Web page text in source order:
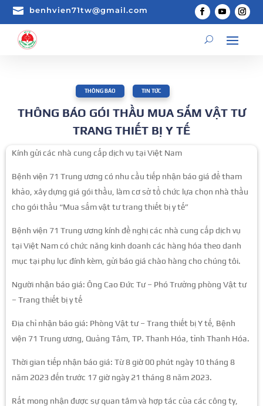
 benhvien71tw@gmail.com
THÔNG BÁO TIN TỨC
THÔNG BÁO GÓI THẦU MUA SẮM VẬT TƯ
TRANG THIẾT BỊ Y TẾ
Kính gửi các nhà cung cấp dịch vụ tại Việt Nam
Bệnh viện 71 Trung ương có nhu cầu tiếp nhận báo giá để tham
khảo, xây dựng giá gói thầu, làm cơ sở tổ chức lựa chọn nhà thầu
cho gói thầu “Mua sắm vật tư trang thiết bị y tế”
Bệnh viện 71 Trung ương kính đề nghị các nhà cung cấp dịch vụ
tại Việt Nam có chức năng kinh doanh các hàng hóa theo danh
mục tại phụ lục đính kèm, gửi báo giá chào hàng cho chúng tôi.
Người nhận báo giá: Ông Cao Đức Tư – Phó Trưởng phòng Vật tư
– Trang thiết bị y tế
Địa chỉ nhận báo giá: Phòng Vật tư – Trang thiết bị Y tế, Bệnh
viện 71 Trung ương, Quảng Tâm, TP. Thanh Hóa, tỉnh Thanh Hóa.
Thời gian tiếp nhận báo giá: Từ 8 giờ 00 phút ngày 10 tháng 8
năm 2023 đến trước 17 giờ ngày 21 tháng 8 năm 2023.
Rất mong nhận được sự quan tâm và hợp tác của các công ty,